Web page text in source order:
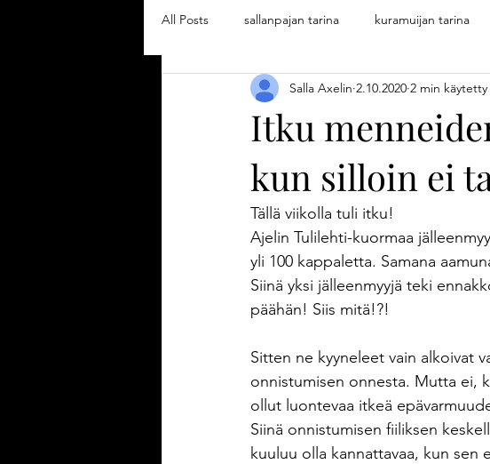
All Posts sallanpajan tarina kuramuijan tarina
Tulilehti Ajanhallinta
Uutuustuote Tuotekehitys kouluttaminen
Kesä Keittiötekstiilit
Itku
kun silloin ei
Salla Axelin 2.10.2020 2 min
Tällä viikolla tuli itku!
Ajelin Tulilehti-kuormaa
yli 100 kappaletta. Samana
Siinä yksi jälleenmyyjä teki
päähän! Siis mitä!?!
Sitten ne kyyneleet vain alkoivat
onnistumisen onnesta. Mutta ei,
ollut luontevaa itkeä
Siinä onnistumisen fiiliksen
kuuluu olla kannattavaa, kun sen